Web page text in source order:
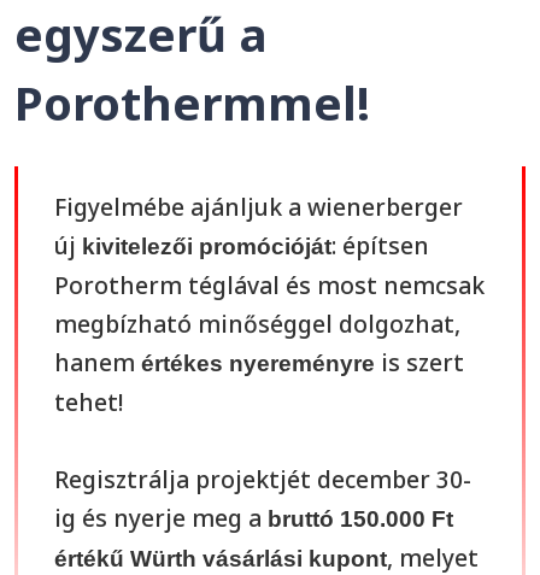
egyszerű a
Porothermmel!
Figyelmébe ajánljuk a wienerberger
új kivitelezői promócióját: építsen
Porotherm téglával és most nemcsak
megbízható minőséggel dolgozhat,
hanem értékes nyereményre is szert
tehet!
Regisztrálja projektjét december 30-
ig és nyerje meg a bruttó 150.000 Ft
értékű Würth vásárlási kupont, melyet